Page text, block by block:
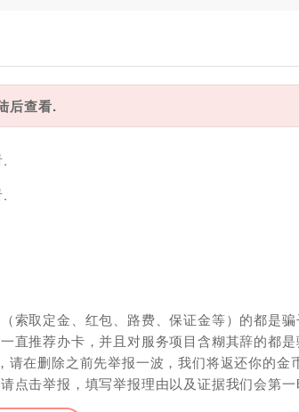
后查看.
索取定金、红包、路费、保证金等）的都是骗
直推荐办卡，并且对服务项目含糊其辞的都是
在删除之前先举报一波，我们将返还你的金
点击举报，填写举报理由以及证据我们会第一